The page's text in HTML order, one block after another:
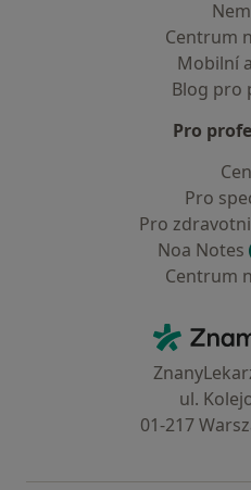
Centrum
Mobilní
Blog pro
Pro
Pro
Pro
Noa Notes
Centrum
ul.
01-217